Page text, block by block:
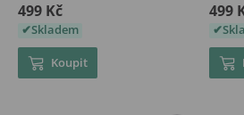
499 Kč
Skladem
Koupit
499